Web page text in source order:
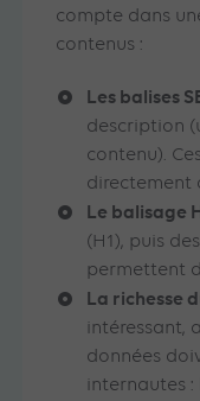
compte dans
contenus :
Les balises
description
contenu).
directement
Le balisage
(H1), puis
permettent
La richesse
intéressant,
données
internautes :